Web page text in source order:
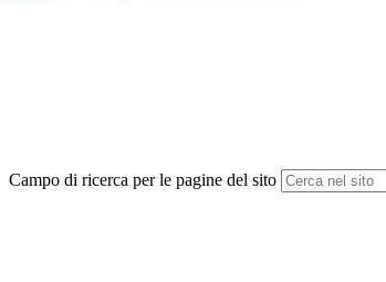
Campo di ricerca per le pagine del sito